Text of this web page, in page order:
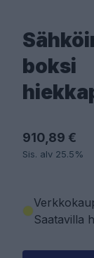
boksi
910,89 €
Sis. alv 25.5%
Saatavilla